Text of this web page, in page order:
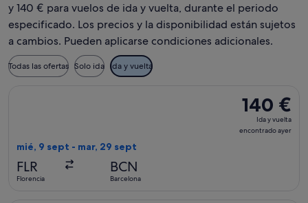
y 140 € para vuelos de ida y vuelta, durante el periodo
especificado. Los precios y la disponibilidad están sujetos
a cambios. Pueden aplicarse condiciones adicionales.
Todas las ofertas Solo ida Ida y vuelta
140 €
Ida
y
140 €
Ida y vuelta
encontrado ayer
mié, 9 sept - mar, 29 sept
FLR
Florencia
BCN
Barcelona